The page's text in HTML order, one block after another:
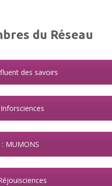
du Réseau
des savoirs
MUMONS